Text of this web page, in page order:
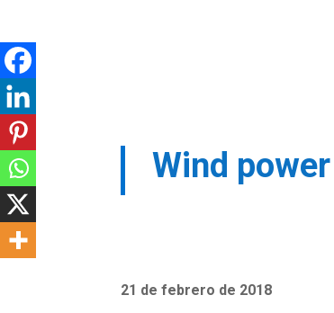
Wind
21 de febrero de 2018